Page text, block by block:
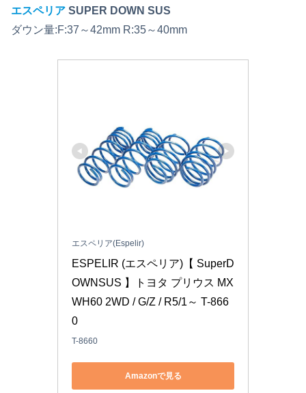
エスペリア SUPER DOWN SUS
ダウン量:F:37～42mm R:35～40mm
エスペリア(Espelir)
ESPELIR (エスペリア)【 SuperD
OWNSUS 】トヨタ プリウス MX
WH60 2WD / G/Z / R5/1～ T-866
0
T-8660
Amazonで見る